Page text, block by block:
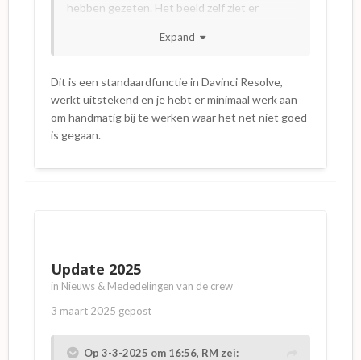
hebben gezeten. Het beeld zelf ziet er
inzicht niet de typische AI look die je bij
Expand
Dit is een standaardfunctie in Davinci Resolve,
werkt uitstekend en je hebt er minimaal werk aan
om handmatig bij te werken waar het net niet goed
is gegaan.
Update 2025
in Nieuws & Mededelingen van de crew
3 maart 2025 gepost
Op 3-3-2025 om 16:56, RM zei: